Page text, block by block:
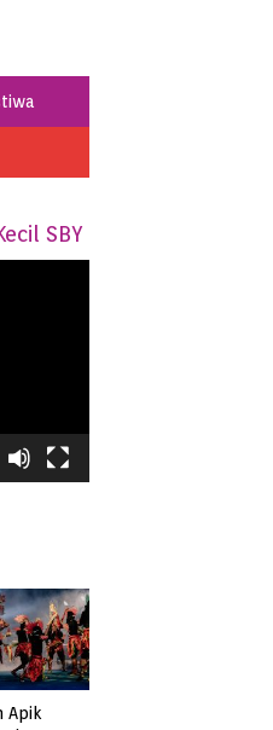
SBY
Apik